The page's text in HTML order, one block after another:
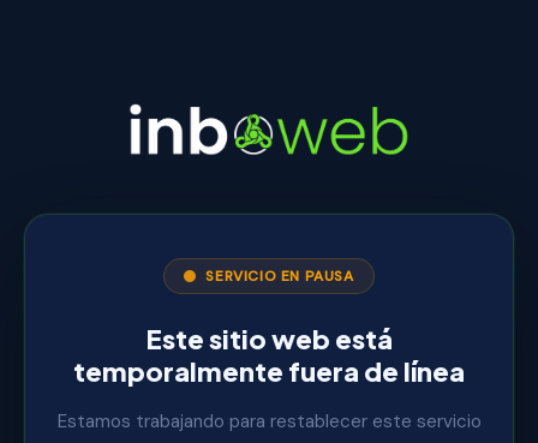
SERVICIO EN PAUSA
Este sitio web está
temporalmente fuera de línea
Estamos trabajando para restablecer este servicio